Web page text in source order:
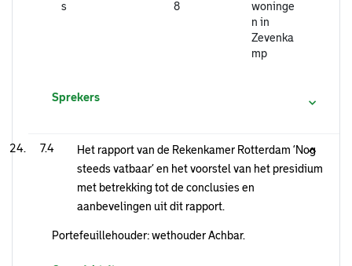
s
8
woninge
n in
Zevenka
mp
Sprekers
7.4
Het rapport van de Rekenkamer Rotterdam ‘Nog
steeds vatbaar’ en het voorstel van het presidium
met betrekking tot de conclusies en
aanbevelingen uit dit rapport.
Portefeuillehouder: wethouder Achbar.